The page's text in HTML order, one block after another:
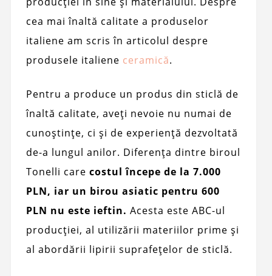
cea mai înaltă calitate a produselor
italiene am scris în articolul despre
produsele italiene ceramică.
Pentru a produce un produs din sticlă de
înaltă calitate, aveți nevoie nu numai de
cunoștințe, ci și de experiență dezvoltată
de-a lungul anilor. Diferența dintre biroul
Tonelli care costul începe de la 7.000
PLN, iar un birou asiatic pentru 600
PLN nu este ieftin. Acesta este ABC-ul
producției, al utilizării materiilor prime și
al abordării lipirii suprafețelor de sticlă.